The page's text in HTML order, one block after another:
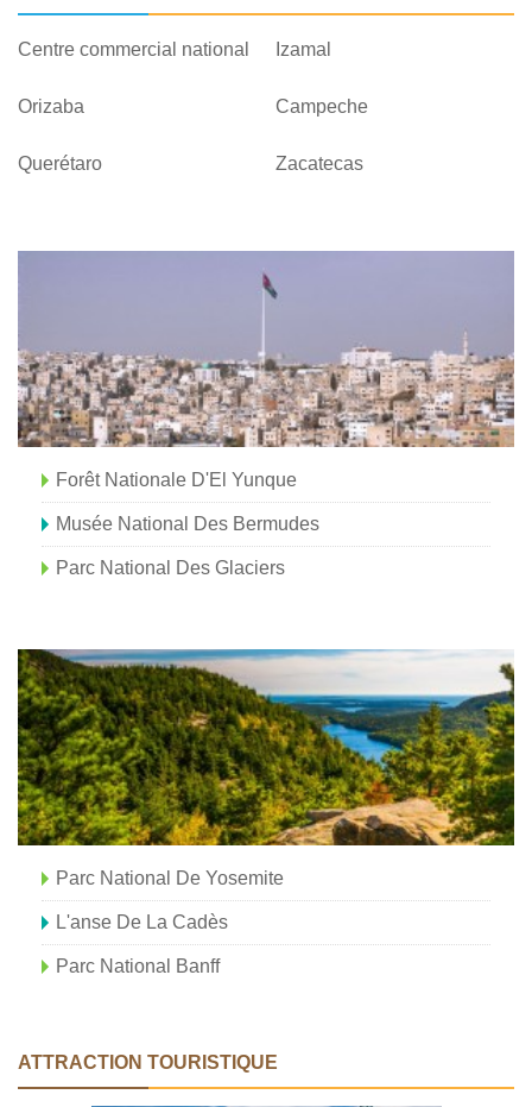
Centre commercial national Izamal
Orizaba Campeche
Querétaro Zacatecas
Forêt Nationale D'El Yunque
Musée National Des Bermudes
Parc National Des Glaciers
Parc National De Yosemite
L'anse De La Cadès
Parc National Banff
ATTRACTION TOURISTIQUE